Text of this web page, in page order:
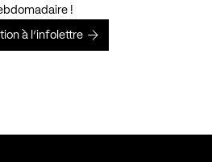
!
à l’infolettre